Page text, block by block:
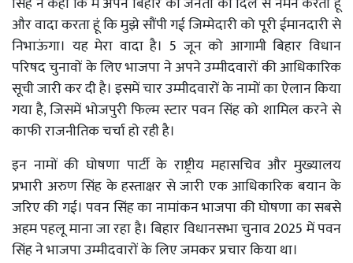
और वादा करता हूं कि मुझे सौंपी गई जिम्मेदारी को पूरी ईमानदारी से
निभाऊंगा। यह मेरा वादा है। 5 जून को आगामी बिहार विधान
परिषद चुनावों के लिए भाजपा ने अपने उम्मीदवारों की आधिकारिक
सूची जारी कर दी है। इसमें चार उम्मीदवारों के नामों का ऐलान किया
गया है, जिसमें भोजपुरी फिल्म स्टार पवन सिंह को शामिल करने से
काफी राजनीतिक चर्चा हो रही है।
इन नामों की घोषणा पार्टी के राष्ट्रीय महासचिव और मुख्यालय
प्रभारी अरुण सिंह के हस्ताक्षर से जारी एक आधिकारिक बयान के
जरिए की गई। पवन सिंह का नामांकन भाजपा की घोषणा का सबसे
अहम पहलू माना जा रहा है। बिहार विधानसभा चुनाव 2025 में पवन
सिंह ने भाजपा उम्मीदवारों के लिए जमकर प्रचार किया था।